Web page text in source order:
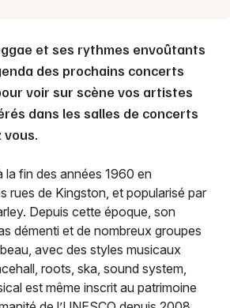
et ses rythmes envoûtants
des prochains concerts
voir sur scène vos artistes
dans les salles de concerts
vous.
la fin des années 1960 en
rues de Kingston, et popularisé par
Depuis cette époque, son
démenti et de nombreux groupes
avec des styles musicaux
roots, ska, sound system,
est même inscrit au patrimoine